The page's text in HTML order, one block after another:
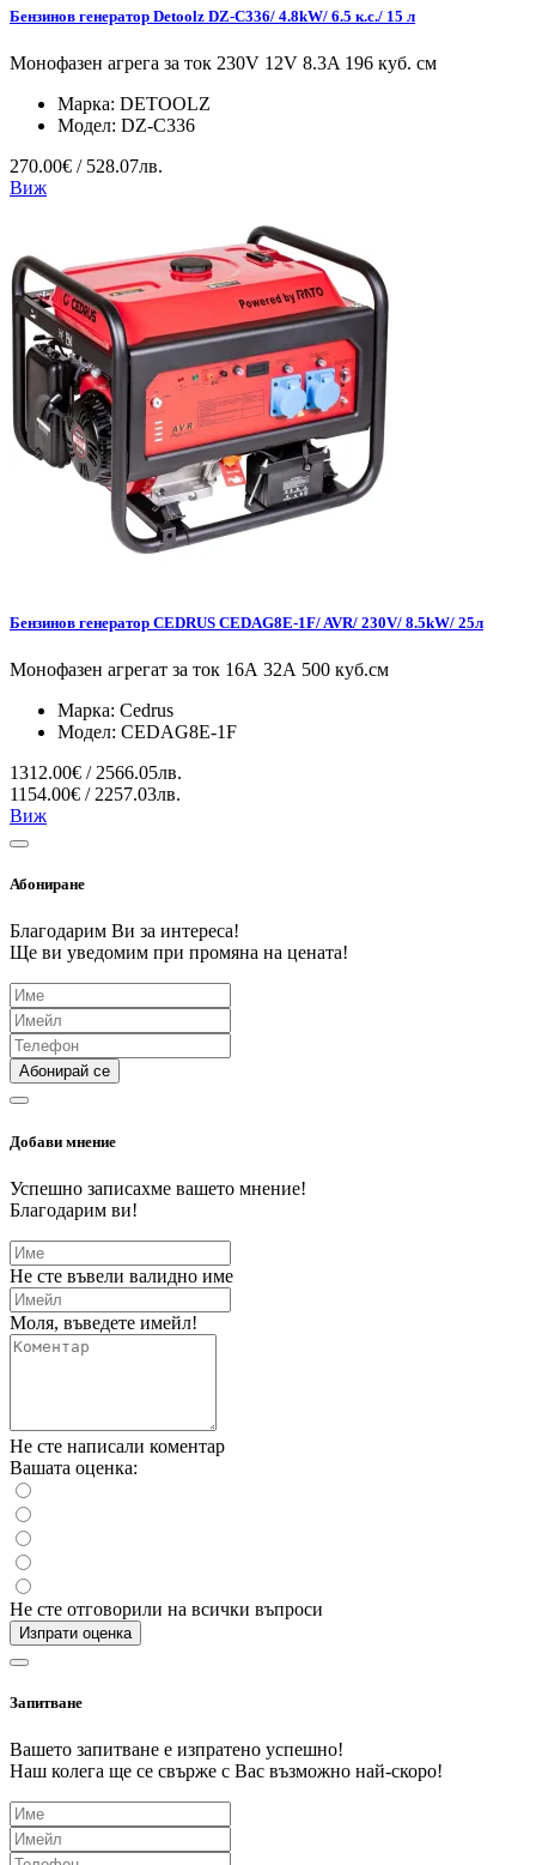
Бензинов генератор Detoolz DZ-C336/ 4.8kW/ 6.5 к.с./ 15 л
Монофазен агрега за ток 230V 12V 8.3A 196 куб. см
Марка: DETOOLZ
Модел: DZ-C336
270.00€ / 528.07лв.
Виж
Бензинов генератор CEDRUS CEDAG8E-1F/ AVR/ 230V/ 8.5kW/ 25л
Монофазен агрегат за ток 16А 32А 500 куб.см
Марка: Cedrus
Модел: CEDAG8E-1F
1312.00€ / 2566.05лв.
1154.00€ / 2257.03лв.
Виж
Абониране
Благодарим Ви за интереса!
Ще ви уведомим при промяна на цената!
Абонирай се
Добави мнение
Успешно записахме вашето мнение!
Благодарим ви!
Не сте въвели валидно име
Моля, въведете имейл!
Не сте написали коментар
Вашата оценка:
Не сте отговорили на всички въпроси
Изпрати оценка
Запитване
Вашето запитване е изпратено успешно!
Наш колега ще се свърже с Вас възможно най-скоро!